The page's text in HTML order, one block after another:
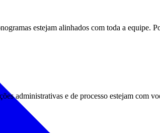
estejam alinhados com toda a
administrativas e de processo estejam com